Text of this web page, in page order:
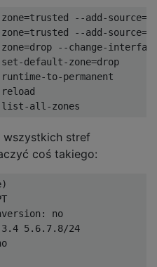
--add-
--add-
--change-
default-zone=drop
to-permanent
wszystkich stref
coś takiego:
no
5.6.7.8/24